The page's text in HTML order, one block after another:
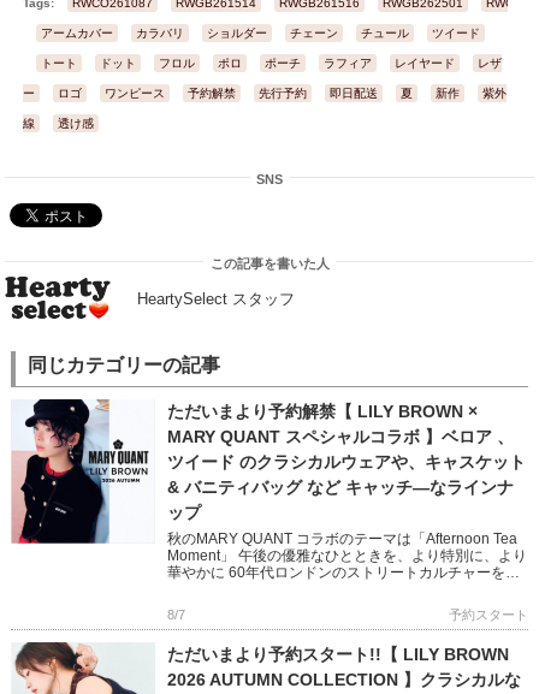
Tags: RWCO261087 RWGB261514 RWGB261516 RWGB262501
アームカバー カラバリ ショルダー チェーン チュール ツイード
トート ドット フロル ポロ ポーチ ラフィア レイヤード レザ
ー ロゴ ワンピース 予約解禁 先行予約 即日配送 夏 新作 紫外
線 透け感
SNS
この記事を書いた人
HeartySelect スタッフ
同じカテゴリーの記事
ただいまより予約解禁【 LILY BROWN ×
MARY QUANT スペシャルコラボ 】ベロア 、
ツイード のクラシカルウェアや、キャスケット
& バニティバッグ など キャッチ―なラインナ
ップ
秋のMARY QUANT コラボのテーマは「Afternoon Tea
Moment」 午後の優雅なひとときを、より特別に、より
華やかに 60年代ロンドンのストリートカルチャーを象
8/7 予約スタート
ただいまより予約スタート!!【 LILY BROWN
2026 AUTUMN COLLECTION 】クラシカルな